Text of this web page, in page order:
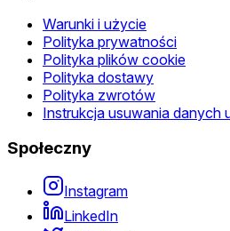
Warunki i użycie
Polityka prywatności
Polityka plików cookie
Polityka dostawy
Polityka zwrotów
Instrukcja usuwania danych
Społeczny
Instagram
LinkedIn